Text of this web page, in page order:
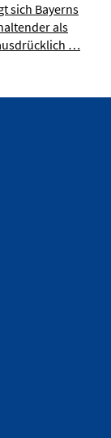
sich Bayerns
als
…